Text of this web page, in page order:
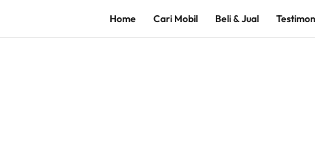
Home Cari Mobil Beli & Jual